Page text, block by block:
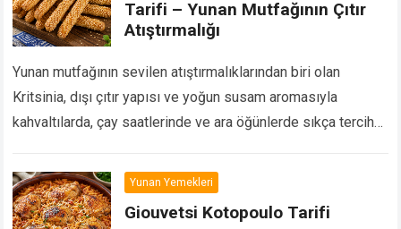
Tarifi – Yunan Mutfağının Çıtır
Atıştırmalığı
Yunan mutfağının sevilen atıştırmalıklarından biri olan
Kritsinia, dışı çıtır yapısı ve yoğun susam aromasıyla
kahvaltılarda, çay saatlerinde ve ara öğünlerde sıkça tercih
ve…Devamını Oku...
Yunan Yemekleri
Giouvetsi Kotopoulo Tarifi